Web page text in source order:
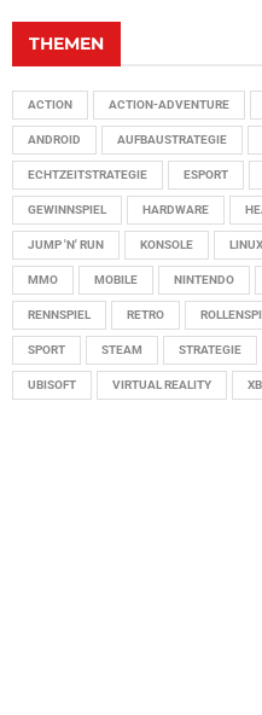
THEMEN
ACTION ACTION-ADVENTURE
ANDROID AUFBAUSTRATEGIE
ECHTZEITSTRATEGIE ESPORT
GEWINNSPIEL HARDWARE
JUMP 'N' RUN KONSOLE LINUX
MMO MOBILE NINTENDO
RENNSPIEL RETRO
SPORT STEAM STRATEGIE
UBISOFT VIRTUAL REALITY